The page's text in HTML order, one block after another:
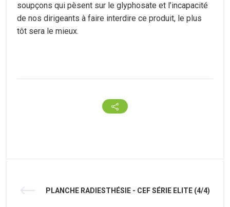
soupçons qui pèsent sur le glyphosate et l’incapacité
de nos dirigeants à faire interdire ce produit, le plus
tôt sera le mieux.
PLANCHE RADIESTHÉSIE - CEF SÉRIE ELITE (4/4)